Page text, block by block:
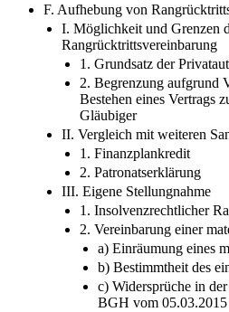
F. Aufhebung von
I. Möglichkeit und Grenzen
Rangrücktrittsvereinbarung
1. Grundsatz der
2. Begrenzung aufgrund
Bestehen eines Vertrags
Gläubiger
II. Vergleich mit weiteren
1. Finanzplankredit
2. Patronatserklärung
III. Eigene Stellungnahme
1. Insolvenzrechtlicher
2. Vereinbarung einer
a) Einräumung eines
b) Bestimmtheit des
c) Widersprüche in
BGH vom 05.03.2015